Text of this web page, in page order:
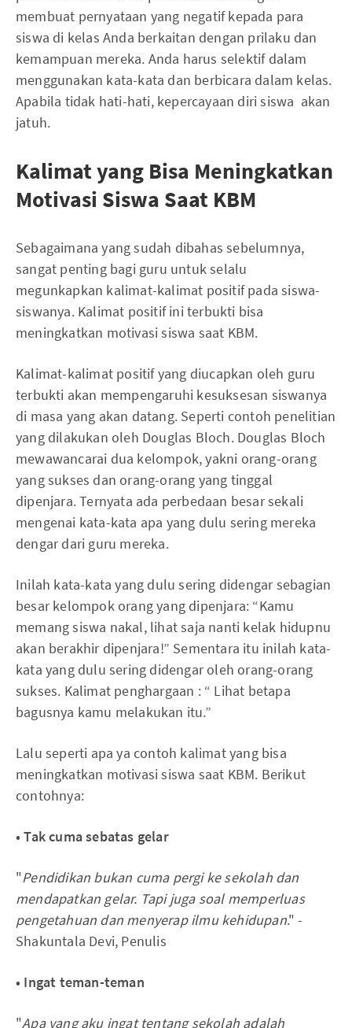
membuat pernyataan yang negatif kepada para
siswa di kelas Anda berkaitan dengan prilaku dan
kemampuan mereka. Anda harus selektif dalam
menggunakan kata-kata dan berbicara dalam kelas.
Apabila tidak hati-hati, kepercayaan diri siswa akan
jatuh.
Kalimat yang Bisa Meningkatkan
Motivasi Siswa Saat KBM
Sebagaimana yang sudah dibahas sebelumnya,
sangat penting bagi guru untuk selalu
megunkapkan kalimat-kalimat positif pada siswa-
siswanya. Kalimat positif ini terbukti bisa
meningkatkan motivasi siswa saat KBM.
Kalimat-kalimat positif yang diucapkan oleh guru
terbukti akan mempengaruhi kesuksesan siswanya
di masa yang akan datang. Seperti contoh penelitian
yang dilakukan oleh Douglas Bloch. Douglas Bloch
mewawancarai dua kelompok, yakni orang-orang
yang sukses dan orang-orang yang tinggal
dipenjara. Ternyata ada perbedaan besar sekali
mengenai kata-kata apa yang dulu sering mereka
dengar dari guru mereka.
Inilah kata-kata yang dulu sering didengar sebagian
besar kelompok orang yang dipenjara: “Kamu
memang siswa nakal, lihat saja nanti kelak hidupnu
akan berakhir dipenjara!” Sementara itu inilah kata-
kata yang dulu sering didengar oleh orang-orang
sukses. Kalimat penghargaan : “ Lihat betapa
bagusnya kamu melakukan itu.”
Lalu seperti apa ya contoh kalimat yang bisa
meningkatkan motivasi siswa saat KBM. Berikut
contohnya:
• Tak cuma sebatas gelar
"Pendidikan bukan cuma pergi ke sekolah dan
mendapatkan gelar. Tapi juga soal memperluas
pengetahuan dan menyerap ilmu kehidupan." -
Shakuntala Devi, Penulis
• Ingat teman-teman
"Apa yang aku ingat tentang sekolah adalah